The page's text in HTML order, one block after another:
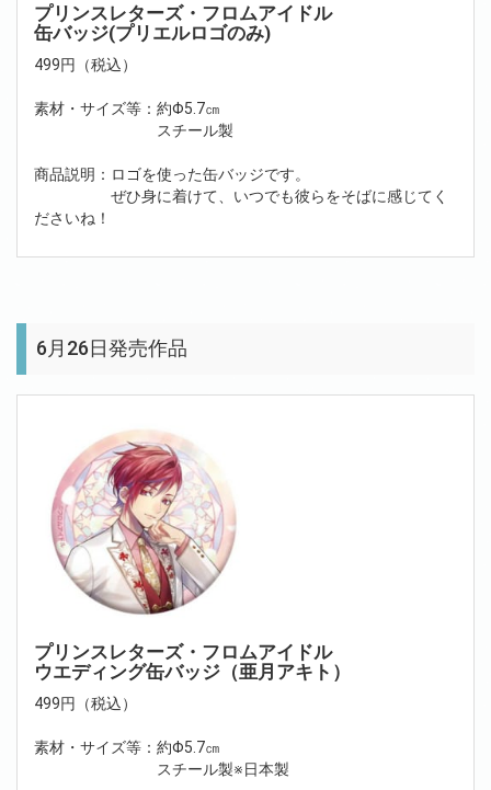
プリンスレターズ・フロムアイドル
缶バッジ(プリエルロゴのみ)
499円（税込）
素材・サイズ等：約Φ5.7㎝
スチール製
商品説明：ロゴを使った缶バッジです。
ぜひ身に着けて、いつでも彼らをそばに感じてく
ださいね！
6月26日発売作品
プリンスレターズ・フロムアイドル
ウエディング缶バッジ（亜月アキト）
499円（税込）
素材・サイズ等：約Φ5.7㎝
スチール製※日本製